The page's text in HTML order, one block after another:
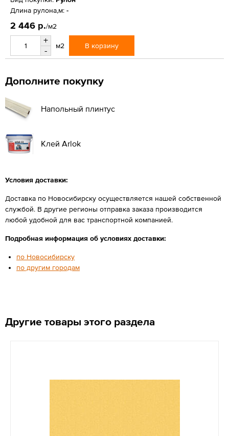
Длина рулона,м: -
2 446 р./м2
+
-
м2 В корзину
Дополните покупку
Напольный плинтус
Клей Arlok
Условия доставки:
Доставка по Новосибирску осуществляется нашей собственной
службой. В другие регионы отправка заказа производится
любой удобной для вас транспортной компанией.
Подробная информация об условиях доставки:
по Новосибирску
по другим городам
Другие товары этого раздела